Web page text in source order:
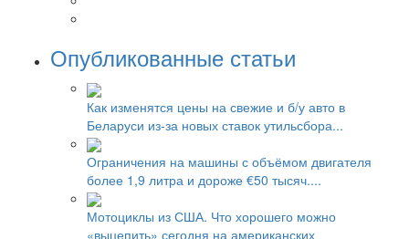
Опубликованные статьи
Как изменятся цены на свежие и б/у авто в
Беларуси из-за новых ставок утильсбора...
Ограничения на машины с объёмом двигателя
более 1,9 литра и дороже €50 тысяч....
Мотоциклы из США. Что хорошего можно
«выцепить» сегодня на американских